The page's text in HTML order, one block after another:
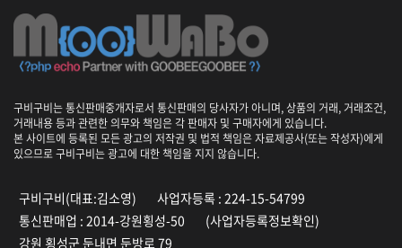
구비구비는 통신판매중개자로서 통신판매의 당사자가 아니며, 상품의 거래, 거래조건,
거래내용 등과 관련한 의무와 책임은 각 판매자 및 구매자에게 있습니다.
본 사이트에 등록된 모든 광고의 저작권 및 법적 책임은 자료제공사(또는 작성자)에게
있으므로 구비구비는 광고에 대한 책임을 지지 않습니다.
구비구비(대표:김소영)
사업자등록 : 224-15-54799
통신판매업 : 2014-강원횡성-50
(사업자등록정보확인)
강원 횡성군 둔내면 둔방로 79